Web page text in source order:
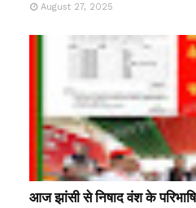
August 27, 2025
आज झांसी से निषाद वंश के